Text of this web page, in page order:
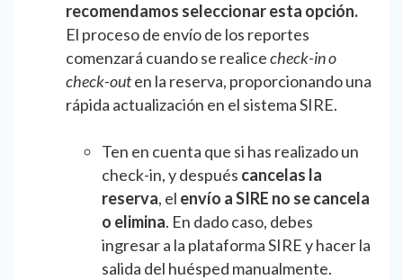
recomendamos seleccionar esta opción.
El proceso de envío de los reportes
comenzará cuando se realicecheck-in o
check-outen la reserva, proporcionando una
rápida actualización en el sistema SIRE.
Ten en cuenta que si has realizado un
check-in, y después cancelas la
reserva, el envío a SIRE no se cancela
o elimina. En dado caso, debes
ingresar a la plataforma SIRE y hacer la
salida del huésped manualmente.